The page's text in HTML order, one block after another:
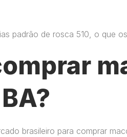
padrão de rosca 510, o que
brasileiro para comprar